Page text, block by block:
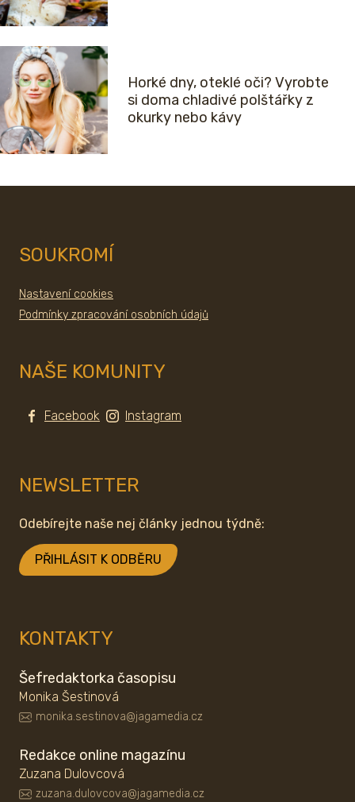
Horké dny, oteklé oči? Vyrobte
si doma chladivé polštářky z
okurky nebo kávy
SOUKROMÍ
Nastavení cookies
Podmínky zpracování osobních údajů
NAŠE KOMUNITY
Facebook Instagram
NEWSLETTER
Odebírejte naše nej články jednou týdně:
PŘIHLÁSIT K ODBĚRU
KONTAKTY
Šefredaktorka časopisu
Monika Šestinová
monika.sestinova@jagamedia.cz
Redakce online magazínu
Zuzana Dulovcová
zuzana.dulovcova@jagamedia.cz